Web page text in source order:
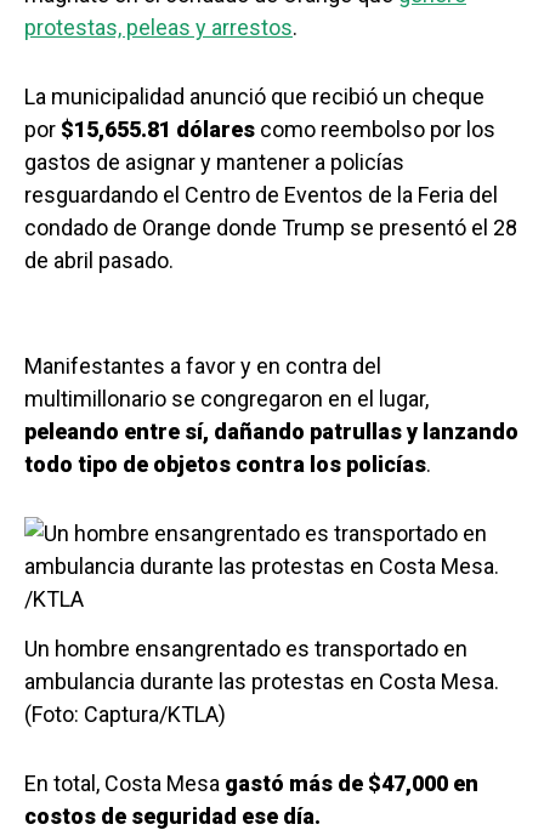
protestas, peleas y arrestos.
La municipalidad anunció que recibió un cheque
por $15,655.81 dólares como reembolso por los
gastos de asignar y mantener a policías
resguardando el Centro de Eventos de la Feria del
condado de Orange donde Trump se presentó el 28
de abril pasado.
Manifestantes a favor y en contra del
multimillonario se congregaron en el lugar,
peleando entre sí, dañando patrullas y lanzando
todo tipo de objetos contra los policías.
Un hombre ensangrentado es transportado en
ambulancia durante las protestas en Costa Mesa.
(Foto: Captura/KTLA)
En total, Costa Mesa gastó más de $47,000 en
costos de seguridad ese día.